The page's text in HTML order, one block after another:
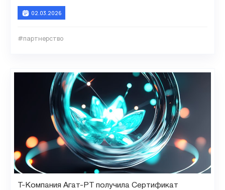
02.03.2026
#партнерство
T-Компания Агат-РТ получила Сертификат